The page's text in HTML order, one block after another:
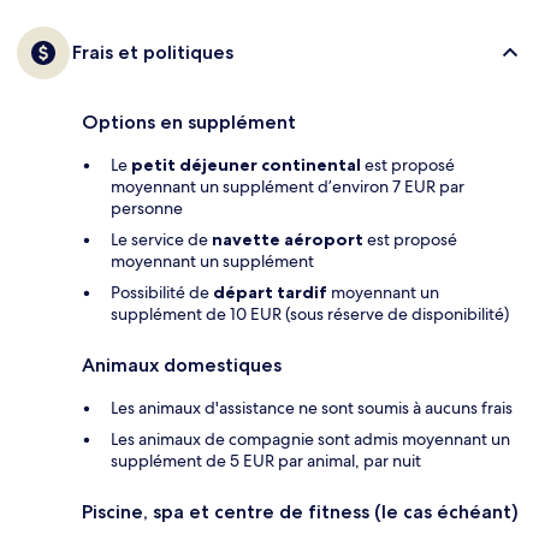
Frais et politiques
Options en supplément
Le petit déjeuner continental est proposé
moyennant un supplément d’environ 7 EUR par
personne
Le service de navette aéroport est proposé
moyennant un supplément
Possibilité de départ tardif moyennant un
supplément de 10 EUR (sous réserve de disponibilité)
Animaux domestiques
Les animaux d'assistance ne sont soumis à aucuns frais
Les animaux de compagnie sont admis moyennant un
supplément de 5 EUR par animal, par nuit
Piscine, spa et centre de fitness (le cas échéant)